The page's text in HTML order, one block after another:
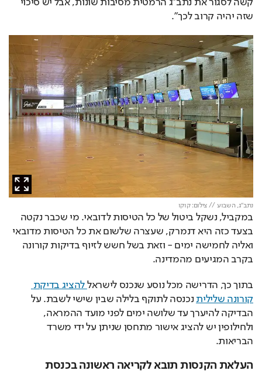
קשה לסגור את נתב"ג הרמטית מסיבות שונות, אבל יש סיכוי
שזה יהיה קרוב לכך".
נתב"ג, השבוע // צילום: קוקו
במקביל, נשקל ביטול של כל הטיסות לדובאי. מי שכבר נקטה
בצעד כזה היא דנמרק, שעצרה שלשום את כל הטיסות מדובאי
ואליה לחמישה ימים - וזאת בשל חשש לזיוף בדיקות קורונה
בקרב המגיעים מהמדינה.
בתוך כך, הדרישה מכל נוסע שנכנס לישראל
להציג בדיקת
קורונה שלילית
נכנסה לתוקף בלילה שבין שישי לשבת. על
הבדיקה להיערך עד שלושה ימים לפני מועד ההמראה,
ולחילופין יש להציג אישור מתחסן שניתן על ידי משרד
הבריאות.
העלאת הקנסות תובא לקריאה ראשונה בכנסת